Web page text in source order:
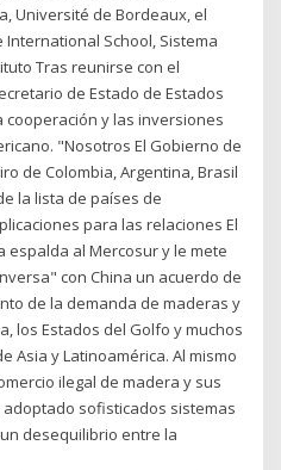
Université de Bordeaux, el
International School, Sistema
Tras reunirse con el
de Estado de Estados
cooperación y las inversiones
"Nosotros El Gobierno de
de Colombia, Argentina, Brasil
la lista de países de
para las relaciones El
espalda al Mercosur y le mete
con China un acuerdo de
de la demanda de maderas y
los Estados del Golfo y muchos
Asia y Latinoamérica. Al mismo
ilegal de madera y sus
sofisticados sistemas
desequilibrio entre la